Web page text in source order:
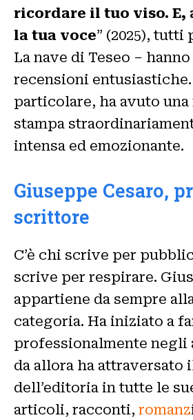
ricordare il tuo viso. E,
la tua voce” (2025),
La nave di Teseo –
recensioni entusiastiche.
particolare, ha avuto una
stampa
intensa ed emozionante.
Giuseppe Cesaro,
scrittore
C’è chi scrive per
scrive per respirare.
appartiene da sempre
categoria. Ha iniziato a
professionalmente negli
da allora ha attraversato
dell’editoria in tutte le
articoli, racconti, romanz